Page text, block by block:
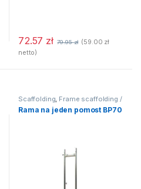
72.57 zł 79.95zł (59.00 zł
netto)
Scaffolding Frame scaffolding /
Facade scaffolding
Rusztowanie BP 70 (Plettac)
Rama na jeden pomost BP70